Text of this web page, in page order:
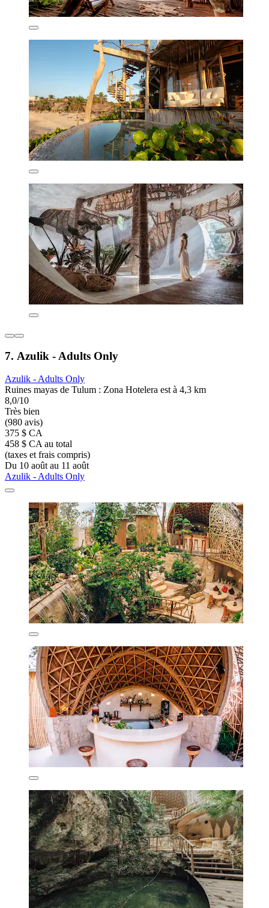
7. Azulik - Adults Only
Azulik - Adults Only
Ruines mayas de Tulum : Zona Hotelera est à 4,3 km
8,0/10
Très bien
(980 avis)
375 $ CA
458 $ CA au total
(taxes et frais compris)
Du 10 août au 11 août
Azulik - Adults Only